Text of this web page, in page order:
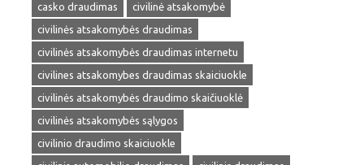
casko draudimas
civilinė atsakomybė
civilinės atsakomybės draudimas
civilinės atsakomybės draudimas internetu
civilines atsakomybes draudimas skaiciuokle
civilinės atsakomybės draudimo skaičiuoklė
civilinės atsakomybės sąlygos
civilinio draudimo skaiciuokle